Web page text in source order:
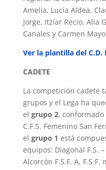
Amelia, Lucía Aldea,
Jorge, Itziar Recio, Alia
Canales y Carmen
Ver la plantilla del C.D.
CADETE
La competición cadete
grupos y el Lega ha
el grupo 2, conformado
C.F.S. Femenino San
el grupo 1 está
equipos: Diagonal F.S.
Alcorcón F.S.F. A,